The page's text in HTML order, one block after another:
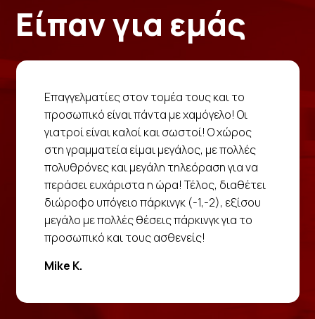
Είπαν για εμάς
Επαγγελματίες στον τομέα τους και το
προσωπικό είναι πάντα με χαμόγελο! Οι
γιατροί είναι καλοί και σωστοί! Ο χώρος
στη γραμματεία είμαι μεγάλος, με πολλές
πολυθρόνες και μεγάλη τηλεόραση για να
περάσει ευχάριστα η ώρα! Τέλος, διαθέτει
διώροφο υπόγειο πάρκινγκ (-1,-2), εξίσου
μεγάλο με πολλές θέσεις πάρκινγκ για το
προσωπικό και τους ασθενείς!
Mike K.